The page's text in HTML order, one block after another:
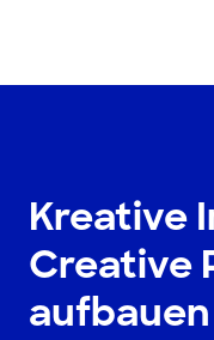
Kreative
Creative
aufbauen